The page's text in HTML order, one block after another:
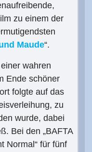
zu einem der
Maude“.
wahren
Ende schöner
folgte auf das
zu
wurde, dabei
Bei den „BAFTA
Normal“ für fünf